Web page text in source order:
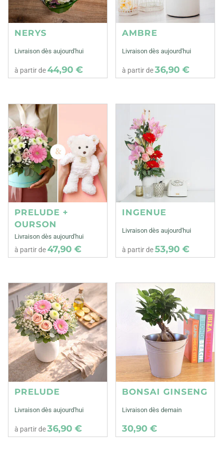
NERYS
Livraison dès aujourd'hui
à partir de44,90 €
AMBRE
Livraison dès aujourd'hui
à partir de36,90 €
PRELUDE +
OURSON
Livraison dès aujourd'hui
à partir de47,90 €
INGENUE
Livraison dès aujourd'hui
à partir de53,90 €
PRELUDE
Livraison dès aujourd'hui
à partir de36,90 €
BONSAI GINSENG
Livraison dès demain
30,90 €